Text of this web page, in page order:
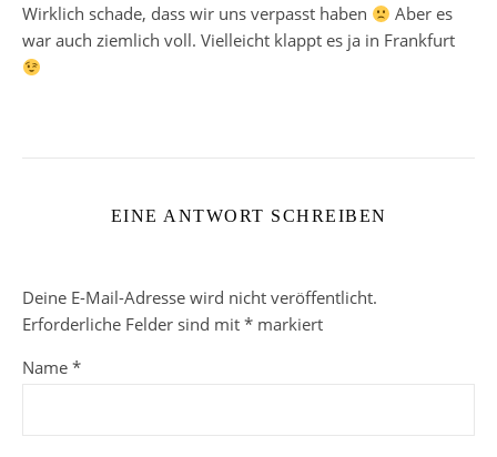
Wirklich schade, dass wir uns verpasst haben
Aber es
war auch ziemlich voll. Vielleicht klappt es ja in Frankfurt
EINE ANTWORT SCHREIBEN
Deine E-Mail-Adresse wird nicht veröffentlicht.
Erforderliche Felder sind mit * markiert
Name *